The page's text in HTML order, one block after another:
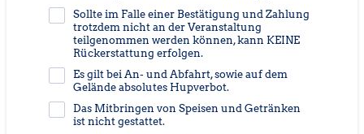
Sollte im Falle einer Bestätigung und Zahlung
trotzdem nicht an der Veranstaltung
teilgenommen werden können, kann KEINE
Rückerstattung erfolgen.
Es gilt bei An- und Abfahrt, sowie auf dem
Gelände absolutes Hupverbot.
Das Mitbringen von Speisen und Getränken
ist nicht gestattet.